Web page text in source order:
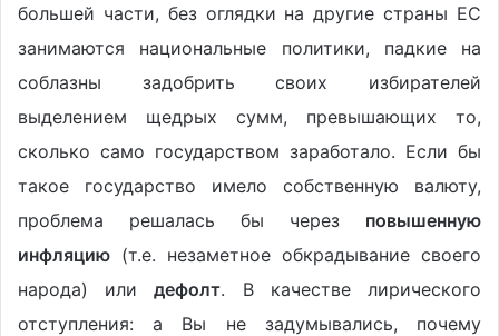
большей части, без оглядки на другие страны ЕС
занимаются национальные политики, падкие на
соблазны задобрить своих избирателей
выделением щедрых сумм, превышающих то,
сколько само государством заработало. Если бы
такое государство имело собственную валюту,
проблема решалась бы через повышенную
инфляцию (т.е. незаметное обкрадывание своего
народа) илидефолт. В качестве лирического
отступления: а Вы не задумывались, почему